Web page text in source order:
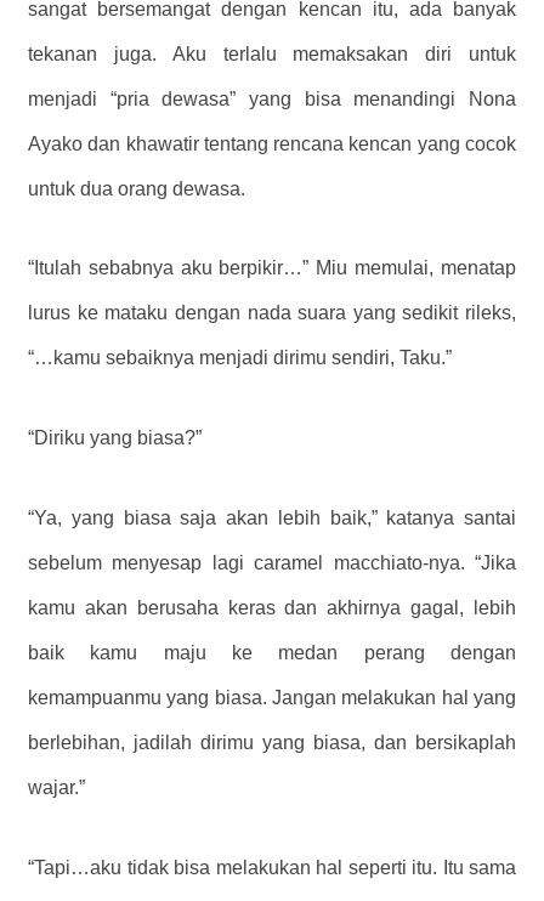
sangat bersemangat dengan kencan itu, ada banyak
tekanan juga. Aku terlalu memaksakan diri untuk
menjadi “pria dewasa” yang bisa menandingi Nona
Ayako dan khawatir tentang rencana kencan yang cocok
untuk dua orang dewasa.
“Itulah sebabnya aku berpikir…” Miu memulai, menatap
lurus ke mataku dengan nada suara yang sedikit rileks,
“…kamu sebaiknya menjadi dirimu sendiri, Taku.”
“Diriku yang biasa?”
“Ya, yang biasa saja akan lebih baik,” katanya santai
sebelum menyesap lagi caramel macchiato-nya. “Jika
kamu akan berusaha keras dan akhirnya gagal, lebih
baik kamu maju ke medan perang dengan
kemampuanmu yang biasa. Jangan melakukan hal yang
berlebihan, jadilah dirimu yang biasa, dan bersikaplah
wajar.”
“Tapi…aku tidak bisa melakukan hal seperti itu. Itu sama